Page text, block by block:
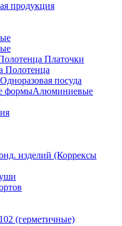
продукция
Платочки
Полотенца
Одноразовая посуда
Алюминиевые
изделий (Коррексы
(герметичные)